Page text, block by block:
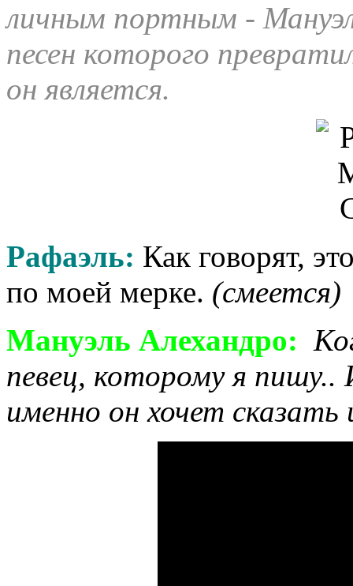
личным портным -
песен которого
он является.
Рафаэль: Как говорят,
по моей мерке. (смеется)
Мануэль Алехандро:
певец, которому я
именно он хочет